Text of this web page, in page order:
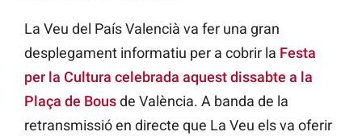
La Veu del País Valencià va fer una gran
desplegament informatiu per a cobrir la Festa
per la Cultura celebrada aquest dissabte a la
Plaça de Bousde València. A banda de la
retransmissió en directe que La Veu els va oferir